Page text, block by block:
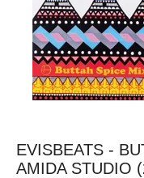
EVISBEATS -
AMIDA STUDIO